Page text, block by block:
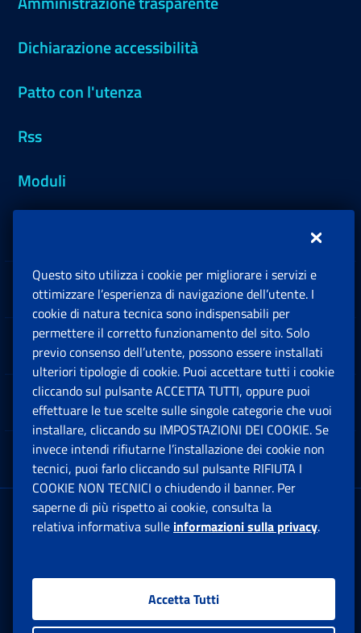
Dichiarazione accessibilità
Patto con l'utenza
Rss
Moduli
Sedi e Contatti
Software
Note Legali
App mobile
Sede Legale : Via Ciro il Grande, 21
00144 Roma
Questo sito utilizza i cookie per migliorare i servizi e
ottimizzare l’esperienza di navigazione dell’utente. I
cookie di natura tecnica sono indispensabili per
permettere il corretto funzionamento del sito. Solo
previo consenso dell’utente, possono essere installati
ulteriori tipologie di cookie. Puoi accettare tutti i cookie
cliccando sul pulsante ACCETTA TUTTI, oppure puoi
effettuare le tue scelte sulle singole categorie che vuoi
installare, cliccando su IMPOSTAZIONI DEI COOKIE. Se
invece intendi rifiutarne l’installazione dei cookie non
tecnici, puoi farlo cliccando sul pulsante RIFIUTA I
COOKIE NON TECNICI o chiudendo il banner. Per
saperne di più rispetto ai cookie, consulta la
relativa informativa sulle informazioni sulla privacy.
Accetta Tutti